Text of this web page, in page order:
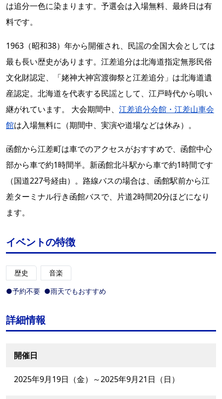
は追分一色に染まります。予選会は入場無料、最終日は有
料です。
1963（昭和38）年から開催され、民謡の全国大会としては
最も長い歴史があります。江差追分は北海道指定無形民俗
文化財認定、「姥神大神宮渡御祭と江差追分」は北海道遺
産認定。北海道を代表する民謡として、江戸時代から唄い
継がれています。 大会期間中、 江差追分会館・江差山車会
館は入場無料に（期間中、実演や道場などは休み）。
函館から江差町は車でのアクセスがおすすめで、函館中心
部から車で約1時間半。新函館北斗駅から車で約1時間です
（国道227号経由）。路線バスの場合は、函館駅前から江
差ターミナル行き函館バスで、片道2時間20分ほどになり
ます。
イベントの特徴
歴史
音楽
●予約不要 ●雨天でもおすすめ
詳細情報
開催日
2025年9月19日（金）～2025年9月21日（日）